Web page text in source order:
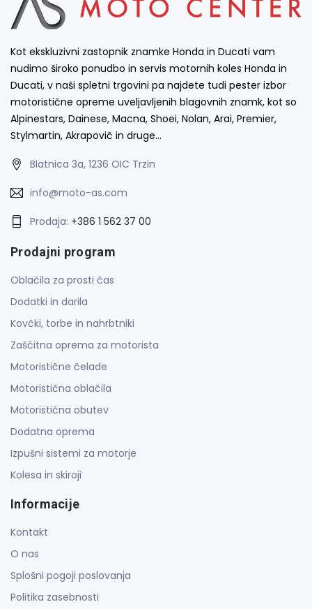
Kot ekskluzivni zastopnik znamke Honda in Ducati vam
nudimo široko ponudbo in servis motornih koles Honda in
Ducati, v naši spletni trgovini pa najdete tudi pester izbor
motoristične opreme uveljavljenih blagovnih znamk, kot so
Alpinestars, Dainese, Macna, Shoei, Nolan, Arai, Premier,
Stylmartin, Akrapovič in druge…
Blatnica 3a, 1236 OIC Trzin
info@moto-as.com
Prodaja: +386 1 562 37 00
Prodajni program
Oblačila za prosti čas
Dodatki in darila
Kovčki, torbe in nahrbtniki
Zaščitna oprema za motorista
Motoristične čelade
Motoristična oblačila
Motoristična obutev
Dodatna oprema
Izpušni sistemi za motorje
Kolesa in skiroji
Informacije
Kontakt
O nas
Splošni pogoji poslovanja
Politika zasebnosti